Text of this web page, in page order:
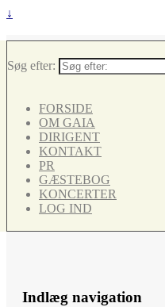
↓
Søg efter:
FORSIDE
OM GAIA
DIRIGENT
KONTAKT
PR
GÆSTEBOG
KONCERTER
LOG IND
Indlæg navigation